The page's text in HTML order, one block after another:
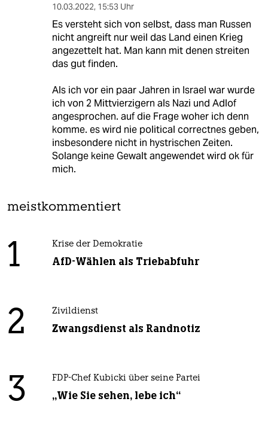
10.03.2022, 15:53 Uhr
Es versteht sich von selbst, dass man Russen
nicht angreift nur weil das Land einen Krieg
angezettelt hat. Man kann mit denen streiten
das gut finden.
Als ich vor ein paar Jahren in Israel war wurde
ich von 2 Mittvierzigern als Nazi und Adlof
angesprochen. auf die Frage woher ich denn
komme. es wird nie political correctnes geben,
insbesondere nicht in hystrischen Zeiten.
Solange keine Gewalt angewendet wird ok für
mich.
meistkommentiert
1 Krise der Demokratie
AfD-Wählen als Triebabfuhr
2 Zivildienst
Zwangsdienst als Randnotiz
3 FDP-Chef Kubicki über seine Partei
„Wie Sie sehen, lebe ich“